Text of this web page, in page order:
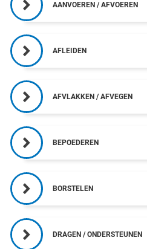
AANVOEREN / AFVOEREN
AFLEIDEN
AFVLAKKEN / AFVEGEN
BEPOEDEREN
BORSTELEN
DRAGEN / ONDERSTEUNEN